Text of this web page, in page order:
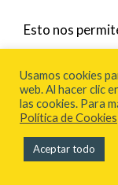
Esto nos
avanzada sin
hospital. La
el ecosistema:
Usamos cookies
web. Al hacer clic
las cookies. Para
Política de Cookies
Aceptar todo